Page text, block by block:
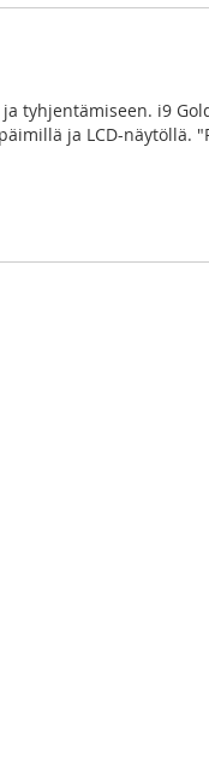
tyhjentämiseen. i9
ja LCD-näytöllä.